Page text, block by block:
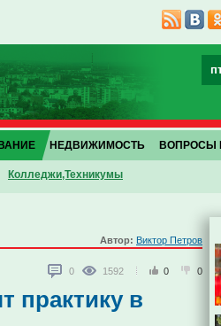
Колледжи,Техникумы
НЕДВИЖИМОСТЬ ВОПРОСЫ
Автор: Виктор Петров
0 1592 0 0
практику в